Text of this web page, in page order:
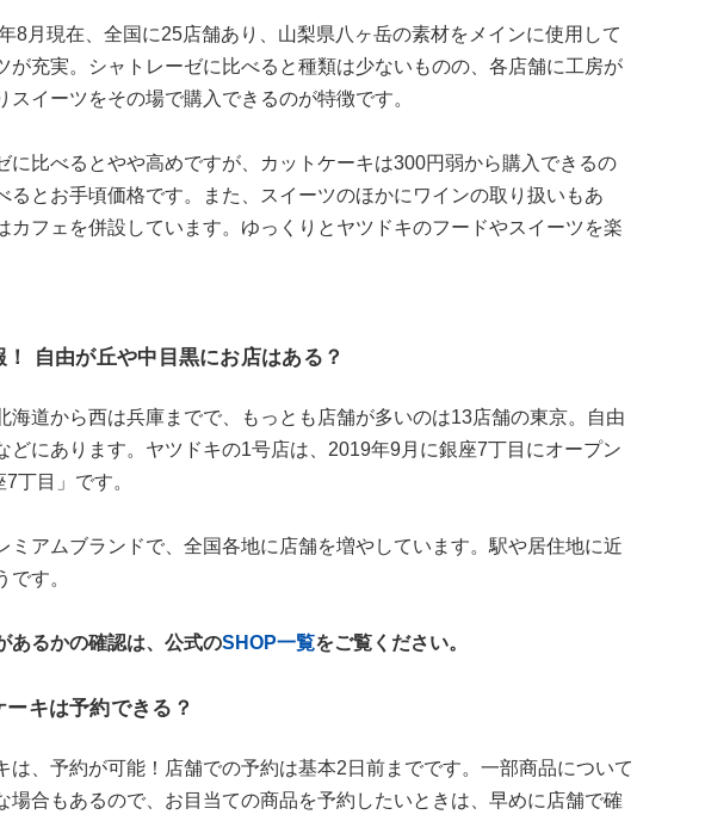
8月現在、全国に25店舗あり、山梨県八ヶ岳の素材をメインに使用して
が充実。シャトレーゼに比べると種類は少ないものの、各店舗に工房が
スイーツをその場で購入できるのが特徴です。
に比べるとやや高めですが、カットケーキは300円弱から購入できるの
るとお手頃価格です。また、スイーツのほかにワインの取り扱いもあ
カフェを併設しています。ゆっくりとヤツドキのフードやスイーツを楽
自由が丘や中目黒にお店はある？
海道から西は兵庫までで、もっとも店舗が多いのは13店舗の東京。自由
どにあります。ヤツドキの1号店は、2019年9月に銀座7丁目にオープン
丁目」です。
ミアムブランドで、全国各地に店舗を増やしています。駅や居住地に近
す。
あるかの確認は、公式のSHOP一覧をご覧ください。
キは予約できる？
は、予約が可能！店舗での予約は基本2日前までです。一部商品について
場合もあるので、お目当ての商品を予約したいときは、早めに店舗で確